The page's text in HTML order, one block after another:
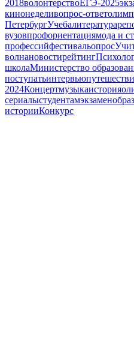
2018волонтерствоЕГЭ-2025
кинонеделивопрос-ответ
ПетербургУчебалитература
вузовпрофориентациямода и
профессийфестивальопрос
волнановостирейтинг
школаМинистерство
поступатьинтервью
2024Концертмузыкаистория
сериалыстудентамэкзамен
историиКонкурс